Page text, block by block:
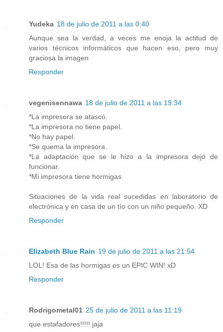
Yudeka 18 de julio de 2011 a las 0:40
Aunque sea la verdad, a veces me enoja la actitud de
varios técnicos informáticos que hacen eso, pero muy
graciosa la imagen
Responder
vegenisennawa 18 de julio de 2011 a las 19:34
*La impresora se atascó.
*La impresora no tiene papel.
*No hay papel.
*Se quema la impresora.
*La adaptación que se le hizo a la impresora dejó de
funcionar.
*Mi impresora tiene hormigas.
Situaciones de la vida real sucedidas en laboratorio de
electrónica y en casa de un tío con un niño pequeño. XD
Responder
Elizabeth Blue Rain 19 de julio de 2011 a las 21:54
LOL! Esa de las hormigas es un EPIC WIN! xD
Responder
Rodrigometal01 25 de julio de 2011 a las 11:19
que estafadores!!!!! jaja